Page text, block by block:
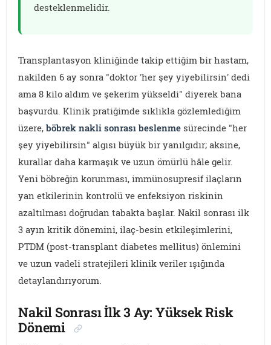
desteklenmelidir.
Transplantasyon kliniğinde takip ettiğim bir hastam,
nakilden 6 ay sonra "doktor 'her şey yiyebilirsin' dedi
ama 8 kilo aldım ve şekerim yükseldi" diyerek bana
başvurdu. Klinik pratiğimde sıklıkla gözlemlediğim
üzere,böbrek nakli sonrası beslenme sürecinde "her
şey yiyebilirsin" algısı büyük bir yanılgıdır; aksine,
kurallar daha karmaşık ve uzun ömürlü hâle gelir.
Yeni böbreğin korunması, immünosupresif ilaçların
yan etkilerinin kontrolü ve enfeksiyon riskinin
azaltılması doğrudan tabakta başlar. Nakil sonrası ilk
3 ayın kritik dönemini, ilaç-besin etkileşimlerini,
PTDM (post-transplant diabetes mellitus) önlemini
ve uzun vadeli stratejileri klinik veriler ışığında
detaylandırıyorum.
Nakil Sonrası İlk 3 Ay: Yüksek Risk
Dönemi